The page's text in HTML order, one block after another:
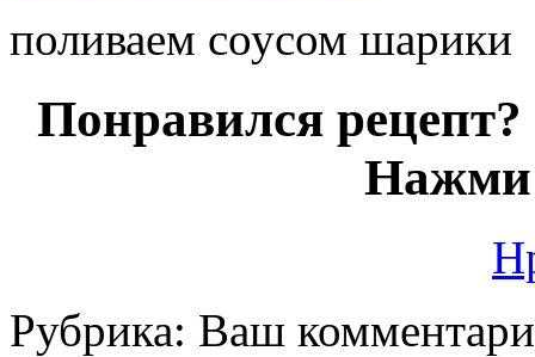
поливаем соусом шарики
Понравился
Нажми
Рубрика: Ваш